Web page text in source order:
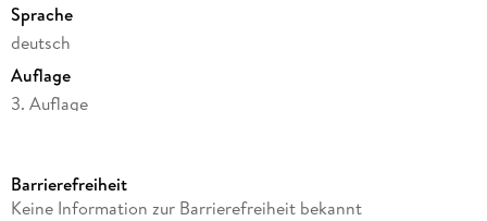
Helge Timmerberg
Sprache
deutsch
Auflage
3. Auflage
Autor/Autorin
Barrierefreiheit
Keine Information zur Barrierefreiheit bekannt